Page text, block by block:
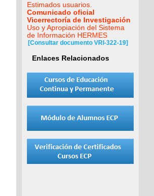
Estimados usuarios.
Comunicado oficial
Vicerrectoría de Investigación
Uso y Apropiación del Sistema
de Información HERMES
[Consultar documento VRI-322-19]
Enlaces Relacionados